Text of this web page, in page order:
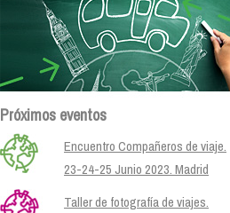
Próximos eventos
Encuentro Compañeros de viaje.
23-24-25 Junio 2023. Madrid
Taller de fotografía de viajes.